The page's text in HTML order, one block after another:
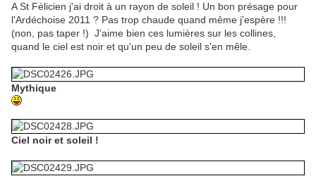
A St Félicien j'ai droit à un rayon de soleil ! Un bon présage pour
l'Ardéchoise 2011 ? Pas trop chaude quand même j'espère !!!
(non, pas taper !) J'aime bien ces lumières sur les collines,
quand le ciel est noir et qu'un peu de soleil s'en mêle.
Mythique
Ciel noir et soleil !